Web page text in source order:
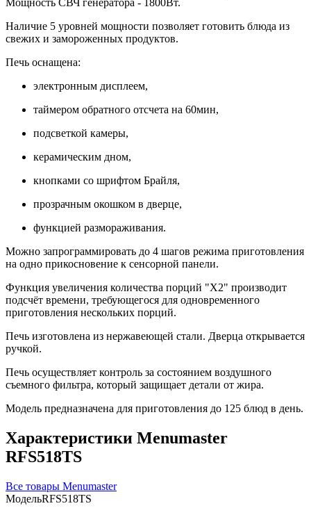
Наличие 5 уровней мощности позволяет готовить блюда из
свежих и замороженных продуктов.
Печь оснащена:
электронным дисплеем,
таймером обратного отсчета на 60мин,
подсветкой камеры,
керамическим дном,
кнопками со шрифтом Брайля,
прозрачным окошком в дверце,
функцией размораживания.
Можно запрограммировать до 4 шагов режима приготовления
на одно прикосновение к сенсорной панели.
Функция увеличения количества порций "X2" производит
подсчёт времени, требующегося для одновременного
приготовления нескольких порций.
Печь изготовлена из нержавеющей стали. Дверца открывается
ручкой.
Печь осуществляет контроль за состоянием воздушного
съемного фильтра, который защищает детали от жира.
Модель предназначена для приготовления до 125 блюд в день.
Характеристики Menumaster
RFS518TS
Все товары Menumaster
МодельRFS518TS